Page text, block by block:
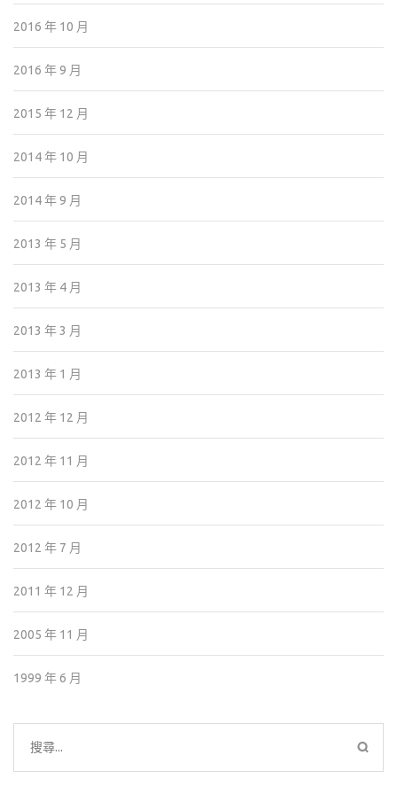
2016 年 10 月
2016 年 9 月
2015 年 12 月
2014 年 10 月
2014 年 9 月
2013 年 5 月
2013 年 4 月
2013 年 3 月
2013 年 1 月
2012 年 12 月
2012 年 11 月
2012 年 10 月
2012 年 7 月
2011 年 12 月
2005 年 11 月
1999 年 6 月
搜
尋